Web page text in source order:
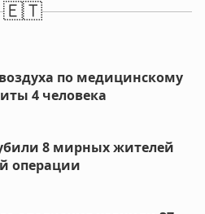
🇪🇹
воздуха по медицинскому
4 человека
8 мирных жителей
операции